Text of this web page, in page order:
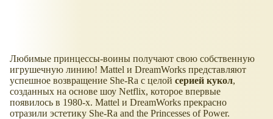
Любимые принцессы-воины получают свою собственную
игрушечную линию! Mattel и DreamWorks представляют
успешное возвращение She-Ra с целой серией кукол,
созданных на основе шоу Netflix, которое впервые
появилось в 1980-х. Mattel и DreamWorks прекрасно
отразили эстетику She-Ra and the Princesses of Power.